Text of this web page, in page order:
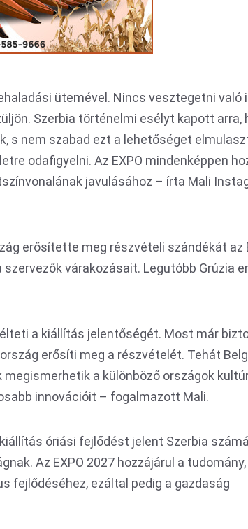
ütemével. Nincs vesztegetni való
Szerbia történelmi esélyt kapott arra,
s nem szabad ezt a lehetőséget
odafigyelni. Az EXPO mindenképpen
javulásához – írta Mali
erősítette meg részvételi szándékát az
várakozásait. Legutóbb Grúzia
a kiállítás jelentőségét. Most már
erősíti meg a részvételét. Tehát
a különböző országok
innovációit – fogalmazott Mali.
óriási fejlődést jelent Szerbia
Az EXPO 2027 hozzájárul a tudomány,
fejlődéséhez, ezáltal pedig a gazdaság